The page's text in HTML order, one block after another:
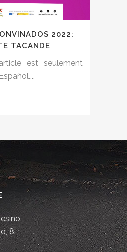
2022:
TACANDE
est seulement
8.